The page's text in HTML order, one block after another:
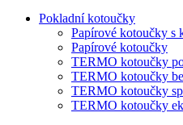
Pokladní kotoučky
Papírové kotoučky s
Papírové kotoučky
TERMO kotoučky
TERMO kotoučky
TERMO kotoučky
TERMO kotoučky